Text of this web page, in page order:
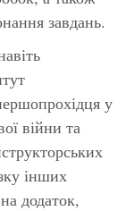
завдань.
у
війни та
інших
додаток,